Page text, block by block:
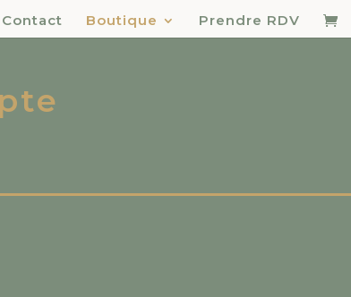
Contact Boutique Prendre RDV